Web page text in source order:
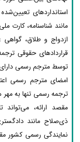
استانداردهای
مانند شناسنامه، کارت
ازدواج و طلاق،
قراردادهای حقوقی
توسط مترجم رسمی
امضای مترجم رسمی
ترجمه رسمی تنها به
مقصد ارائه، می‌تواند
ذی‌صلاح مانند
نمایندگی رسمی کشور